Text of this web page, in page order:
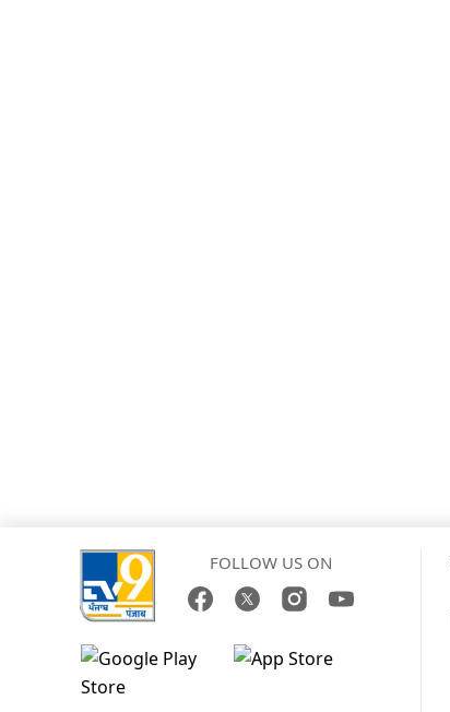
FOLLOW US ON